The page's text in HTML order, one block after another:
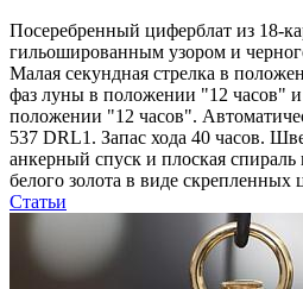
Посеребренный циферблат из 18-
гильошированным узором и
Малая секундная стрелка в
фаз луны в положении "12 часов" и
положении "12 часов".
537 DRL1. Запас хода 40 часов.
анкерный спуск и плоская спираль
белого золота в виде скрепленных
Статьи